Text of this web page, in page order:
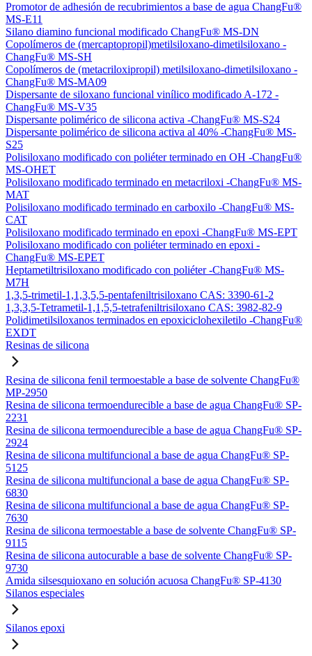
Promotor de adhesión de recubrimientos a base de agua ChangFu®
MS-E11
Silano diamino funcional modificado ChangFu® MS-DN
Copolímeros de (mercaptopropil)metilsiloxano-dimetilsiloxano -
ChangFu® MS-SH
Copolímeros de (metacriloxipropil) metilsiloxano-dimetilsiloxano -
ChangFu® MS-MA09
Dispersante de siloxano funcional vinílico modificado A-172 -
ChangFu® MS-V35
Dispersante polimérico de silicona activa -ChangFu® MS-S24
Dispersante polimérico de silicona activa al 40% -ChangFu® MS-
S25
Polisiloxano modificado con poliéter terminado en OH -ChangFu®
MS-OHET
Polisiloxano modificado terminado en metacriloxi -ChangFu® MS-
MAT
Polisiloxano modificado terminado en carboxilo -ChangFu® MS-
CAT
Polisiloxano modificado terminado en epoxi -ChangFu® MS-EPT
Polisiloxano modificado con poliéter terminado en epoxi -
ChangFu® MS-EPET
Heptametiltrisiloxano modificado con poliéter -ChangFu® MS-
M7H
1,3,5-trimetil-1,1,3,5,5-pentafeniltrisiloxano CAS: 3390-61-2
1,3,3,5-Tetrametil-1,1,5,5-tetrafeniltrisiloxano CAS: 3982-82-9
Polidimetilsiloxanos terminados en epoxiciclohexiletilo -ChangFu®
EXDT
Resinas de silicona
Resina de silicona fenil termoestable a base de solvente ChangFu®
MP-2950
Resina de silicona termoendurecible a base de agua ChangFu® SP-
2231
Resina de silicona termoendurecible a base de agua ChangFu® SP-
2924
Resina de silicona multifuncional a base de agua ChangFu® SP-
5125
Resina de silicona multifuncional a base de agua ChangFu® SP-
6830
Resina de silicona multifuncional a base de agua ChangFu® SP-
7630
Resina de silicona termoestable a base de solvente ChangFu® SP-
9115
Resina de silicona autocurable a base de solvente ChangFu® SP-
9730
Amida silsesquioxano en solución acuosa ChangFu® SP-4130
Silanos especiales
Silanos epoxi